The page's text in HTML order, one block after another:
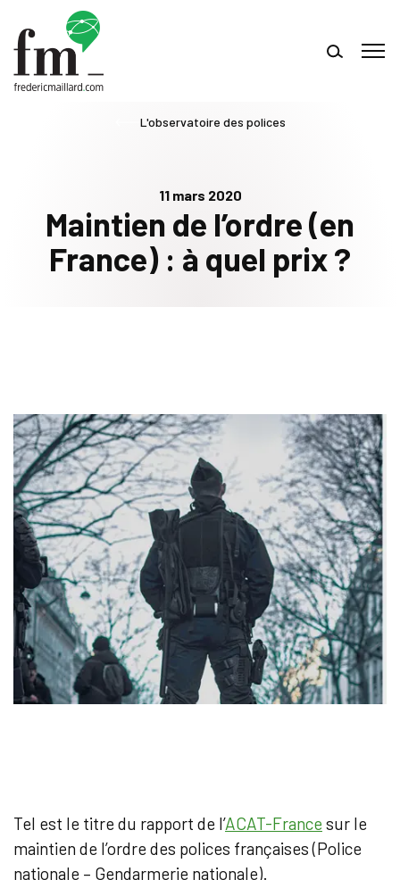
11 mars 2020
Maintien de l’ordre (en
France) : à quel prix ?
L'observatoire des polices
Tel est le titre du rapport de l’ACAT-France sur le
maintien de l’ordre des polices françaises (Police
nationale – Gendarmerie nationale).